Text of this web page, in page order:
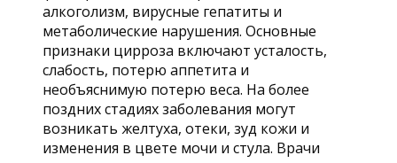
алкоголизм, вирусные гепатиты и
метаболические нарушения. Основные
признаки цирроза включают усталость,
слабость, потерю аппетита и
необъяснимую потерю веса. На более
поздних стадиях заболевания могут
возникать желтуха, отеки, зуд кожи и
изменения в цвете мочи и стула. Врачи